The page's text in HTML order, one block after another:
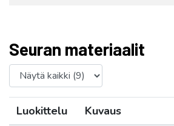
Seuran materiaalit
Luokittelu
Kuvaus